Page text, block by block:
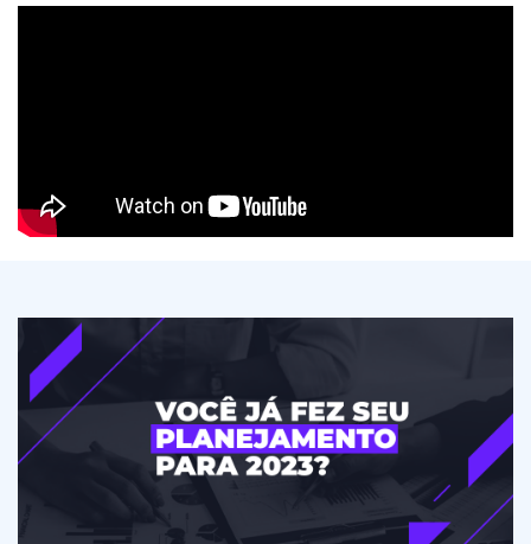
Planejamento estratégico 2023: você já fez o seu?